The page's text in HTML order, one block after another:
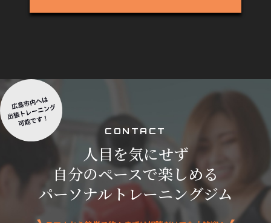
C O N T A C T
人目を気にせず
自分のペースで楽しめる
パーソナルトレーニングジム